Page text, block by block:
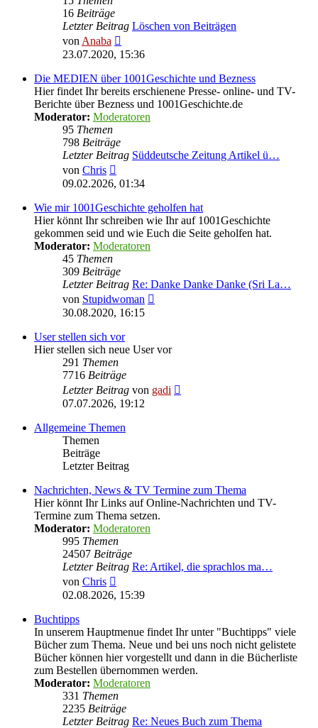
16 Beiträge
Letzter Beitrag Löschen von Beiträgen
von Anaba
Beitrag
23.07.2020, 15:36
Die MEDIEN über 1001Geschichte und Bezness
Hier findet Ihr bereits erschienene Presse- online- und TV-
Berichte über Bezness und 1001Geschichte.de
Moderator: Moderatoren
95 Themen
798 Beiträge
Letzter Beitrag Süddeutsche Zeitung Artikel ü…
von Chris
Beitrag
09.02.2026, 01:34
Wie mir 1001Geschichte geholfen hat
Hier könnt Ihr schreiben wie Ihr auf 1001Geschichte
gekommen seid und wie Euch die Seite geholfen hat.
Moderator: Moderatoren
45 Themen
309 Beiträge
Letzter Beitrag Re: Danke Danke Danke (Sri La…
von Stupidwoman
30.08.2020, 16:15
User stellen sich vor
Hier stellen sich neue User vor
291 Themen
7716 Beiträge
Letzter Beitrag von gadi
07.07.2026, 19:12
Allgemeine Themen
Themen
Beiträge
Letzter Beitrag
Nachrichten, News & TV Termine zum Thema
Hier könnt Ihr Links auf Online-Nachrichten und TV-
Termine zum Thema setzen.
Moderator: Moderatoren
995 Themen
24507 Beiträge
Letzter Beitrag Re: Artikel, die sprachlos ma…
von Chris
Beitrag
02.08.2026, 15:39
Buchtipps
In unserem Hauptmenue findet Ihr unter "Buchtipps" viele
Bücher zum Thema. Neue und bei uns noch nicht gelistete
Bücher können hier vorgestellt und dann in die Bücherliste
zum Bestellen übernommen werden.
Moderator: Moderatoren
331 Themen
2235 Beiträge
Letzter Beitrag Re: Neues Buch zum Thema